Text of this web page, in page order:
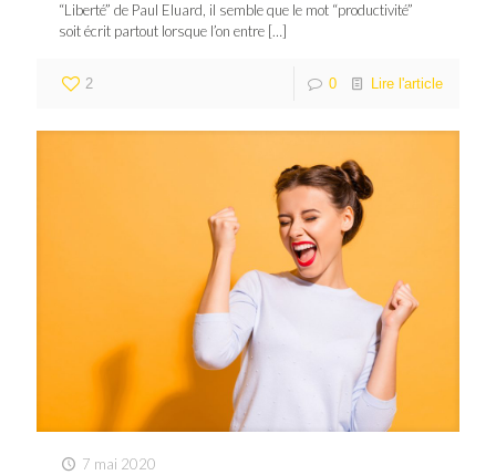
“Liberté” de Paul Eluard, il semble que le mot “productivité”
soit écrit partout lorsque l’on entre […]
2 0 Lire l'article
7 mai 2020